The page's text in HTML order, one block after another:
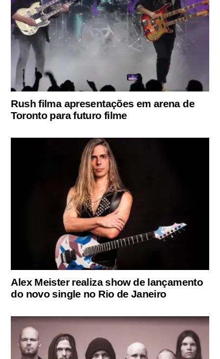
Rush filma apresentações em arena de
Toronto para futuro filme
Alex Meister realiza show de lançamento
do novo single no Rio de Janeiro